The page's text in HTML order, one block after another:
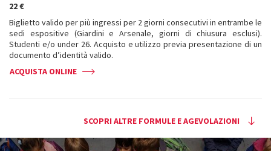
22 €
Biglietto valido per più ingressi per 2 giorni consecutivi in entrambe le
sedi espositive (Giardini e Arsenale, giorni di chiusura esclusi).
Studenti e/o under 26. Acquisto e utilizzo previa presentazione di un
documento d’identità valido.
ACQUISTA ONLINE
SCOPRI ALTRE FORMULE E AGEVOLAZIONI